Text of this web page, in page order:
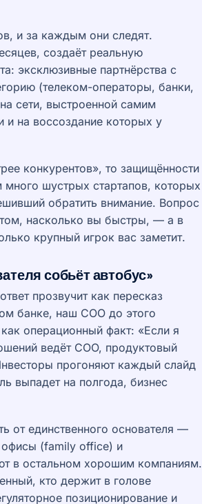
и за каждым они следят.
создаёт реальную
эксклюзивные партнёрства с
(телеком-операторы, банки,
сети, выстроенной самим
на воссоздание которых у
конкурентов», то защищённости
шустрых стартапов, которых
обратить внимание. Вопрос
насколько вы быстры, — а в
крупный игрок вас заметит.
собьёт автобус»
прозвучит как пересказ
банке, наш COO до этого
операционный факт: «Если я
ведёт COO, продуктовый
прогоняют каждый слайд
выпадет на полгода, бизнес
от единственного основателя —
(family office) и
в остальном хорошим компаниям.
кто держит в голове
позиционирование и